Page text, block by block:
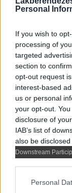
Personal
If you wish to
processing of
targeted
section to
opt-out request
interest-based
us or personal
your opt-out.
disclosure of
IAB’s list of
also be
Downstream
Please note that
Personal
MODERN
Így lett a
fiatal pár új,
alakították ki,